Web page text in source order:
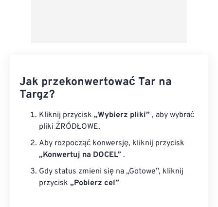
Jak przekonwertować Tar na
Targz?
Kliknij przycisk „Wybierz pliki” , aby wybrać
pliki ŹRÓDŁOWE.
Aby rozpocząć konwersję, kliknij przycisk
„Konwertuj na DOCEL” .
Gdy status zmieni się na „Gotowe”, kliknij
przycisk „Pobierz cel”